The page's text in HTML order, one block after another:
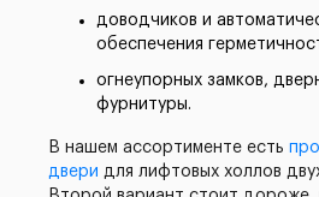
доводчиков и
обеспечения
огнеупорных замков,
фурнитуры.
В нашем ассортименте есть
двери для лифтовых холлов